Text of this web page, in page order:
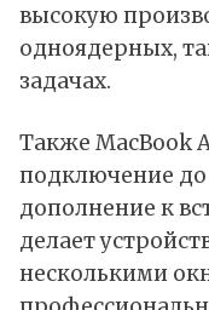
высокую
одноядерных,
задачах.
Также MacBook
подключение до
дополнение к
делает
несколькими